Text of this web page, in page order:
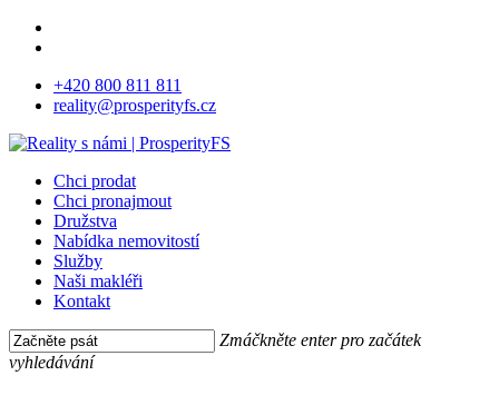
Skip
content+420 800 811 811
reality@prosperityfs.cz
Menu
Chci prodat
Chci pronajmout
Družstva
Nabídka nemovitostí
Služby
Naši makléři
Kontakt
Zmáčkněte enter pro začátek
vyhledávání